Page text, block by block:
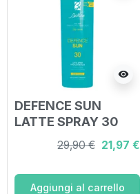
visibility
DEFENCE SUN
LATTE SPRAY 30
200 ML
29,90 € 21,97 €
Aggiungi al carrello